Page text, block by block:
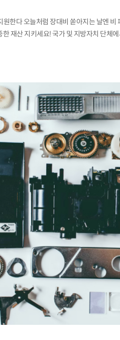
한다 오늘처럼 장대비 쏟아지는 날엔
재산 지키세요! 국가 및 지방자치 단